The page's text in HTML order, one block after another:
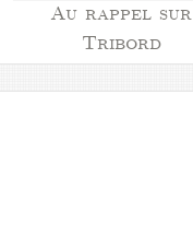
Au rappel sur
Tribord